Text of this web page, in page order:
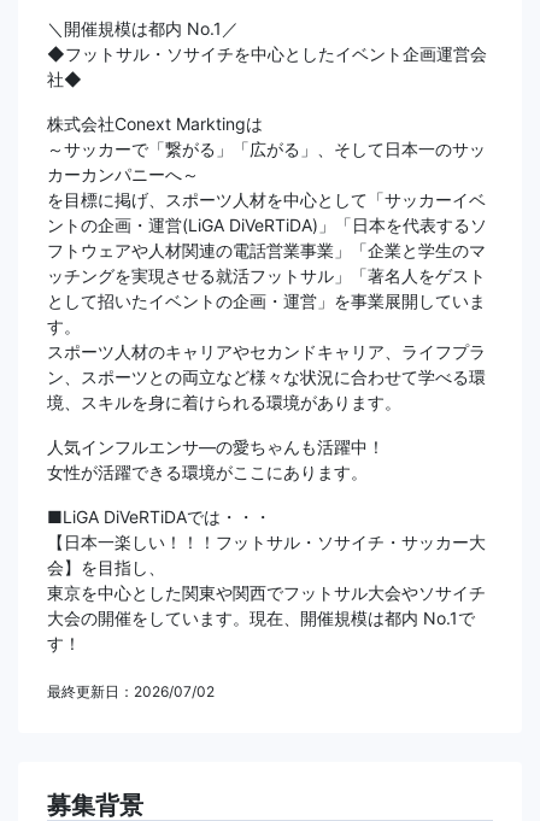
＼開催規模は都内 No.1／
◆フットサル・ソサイチを中心としたイベント企画運営会
社◆
株式会社Conext Marktingは
～サッカーで「繋がる」「広がる」、そして日本一のサッ
カーカンパニーへ～
を目標に掲げ、スポーツ人材を中心として「サッカーイベ
ントの企画・運営(LiGA DiVeRTiDA)」「日本を代表するソ
フトウェアや人材関連の電話営業事業」「企業と学生のマ
ッチングを実現させる就活フットサル」「著名人をゲスト
として招いたイベントの企画・運営」を事業展開していま
す。
スポーツ人材のキャリアやセカンドキャリア、ライフプラ
ン、スポーツとの両立など様々な状況に合わせて学べる環
境、スキルを身に着けられる環境があります。
人気インフルエンサ―の愛ちゃんも活躍中！
女性が活躍できる環境がここにあります。
■LiGA DiVeRTiDAでは・・・
【日本一楽しい！！！フットサル・ソサイチ・サッカー大
会】を目指し、
東京を中心とした関東や関西でフットサル大会やソサイチ
大会の開催をしています。現在、開催規模は都内 No.1で
す！
最終更新日：2026/07/02
募集背景